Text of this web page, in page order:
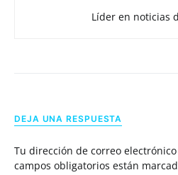
Líder en noticias
DEJA UNA RESPUESTA
Tu dirección de correo
campos obligatorios están